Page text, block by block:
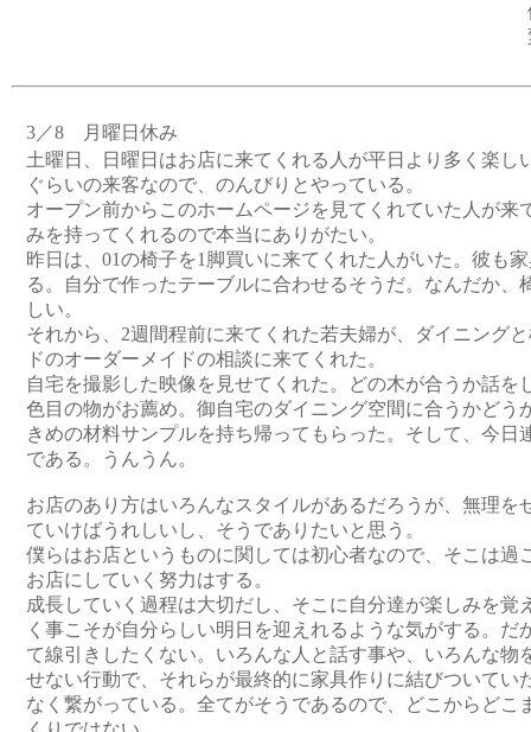
3／8 月曜日休み
土曜日、日曜日はお店に来てくれる人が平日より多く楽し
ぐらいの来客なので、のんびりとやっている。
オープン前からこのホームページを見てくれていた人が来
みを持ってくれるので本当にありがたい。
昨日は、01の椅子を1脚買いに来てくれた人がいた。彼も
る。自分で作ったテーブルに合わせるそうだ。なんだか、
しい。
それから、2週間程前に来てくれた若夫婦が、ダイニング
ドのオーダーメイドの相談に来てくれた。
自宅を撮影した映像を見せてくれた。どの木が合うか話を
色目の物がお薦め。御自宅のダイニング空間に合うかどう
きめの材料サンプルを持ち帰ってもらった。そして、今日
である。うんうん。
お店のあり方はいろんなスタイルがあるだろうが、無理を
ていけばうれしいし、そうでありたいと思う。
僕らはお店というものに関しては初心者なので、そこは過
お店にしていく努力はする。
成長していく過程は大切だし、そこに自分達が楽しみを覚
く事こそが自分らしい明日を迎えれるような気がする。だ
て線引きしたくない。いろんな人と話す事や、いろんな物
せない行動で、それらが最終的に家具作りに結びついてい
なく繋がっている。全てがそうであるので、どこからどこ